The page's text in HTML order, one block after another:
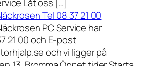
Låt oss […]
Tel 08 37 21 00
PC Service har
21 00 och E-post
och vi ligger på